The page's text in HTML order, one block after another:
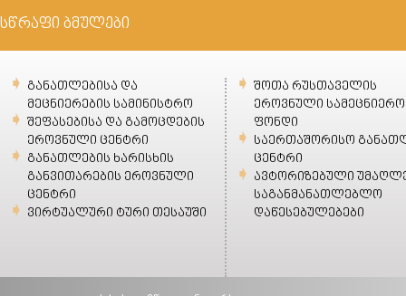
სწრაფი ბმულები
განათლებისა და
მეცნიერების სამინისტრო
შეფასებისა და გამოცდების
ეროვნული ცენტრი
განათლების ხარისხის
განვითარების ეროვნული
ცენტრი
ვირტუალური ტური თესაუში
შოთა რუსთაველის
ეროვნული სამეცნიერო
ფონდი
საერთაშორისო
ცენტრი
ავტორიზებული
საგანმანათლებლო
დაწესებულებები